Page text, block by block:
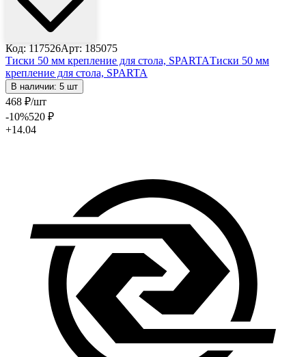
Код: 117526Арт: 185075
Тиски 50 мм крепление для стола, SPARTAТиски 50 мм
крепление для стола, SPARTA
В наличии: 5 шт
468 ₽/шт
-10%520 ₽
+14.04